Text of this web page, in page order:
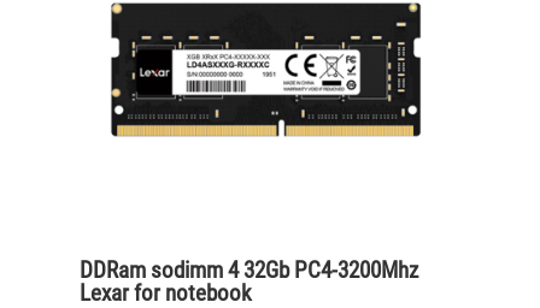
DDRam sodimm 4 32Gb PC4-3200Mhz
Lexar for notebook